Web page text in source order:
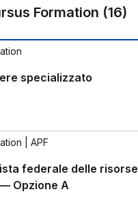
Formation (16)
specializzato
| APF
federale delle risorse
Opzione A